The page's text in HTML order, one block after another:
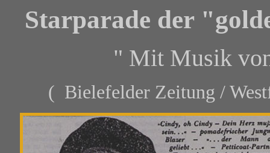
Starparade der
" Mit Musik von
( Bielefelder Zeitung /